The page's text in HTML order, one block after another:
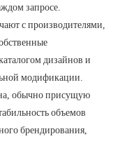
запросе.
с производителями,
дизайнов и
модификации.
обычно присущую
объемов
брендирования,